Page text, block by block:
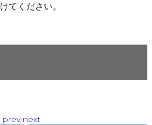
てください。
prev next